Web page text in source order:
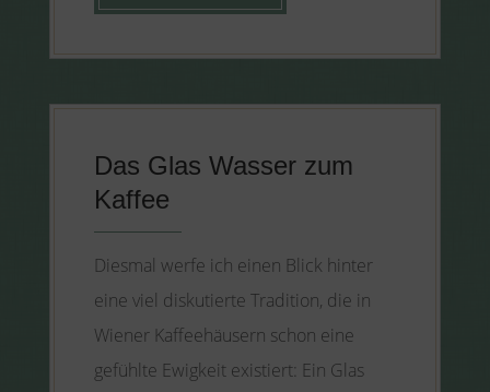
Das Glas Wasser zum
Kaffee
Diesmal werfe ich einen Blick hinter
eine viel diskutierte Tradition, die in
Wiener Kaffeehäusern schon eine
gefühlte Ewigkeit existiert: Ein Glas